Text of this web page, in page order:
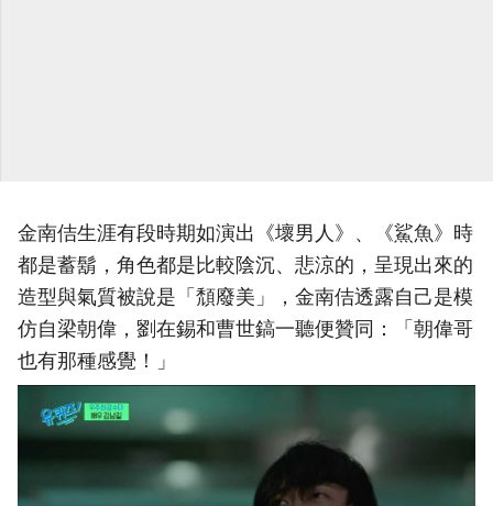
金南佶生涯有段時期如演出《壞男人》、《鯊魚》時
都是蓄鬍，角色都是比較陰沉、悲涼的，呈現出來的
造型與氣質被說是「頹廢美」，金南佶透露自己是模
仿自梁朝偉，劉在錫和曹世鎬一聽便贊同：「朝偉哥
也有那種感覺！」